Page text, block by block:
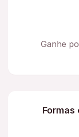
Ganhe